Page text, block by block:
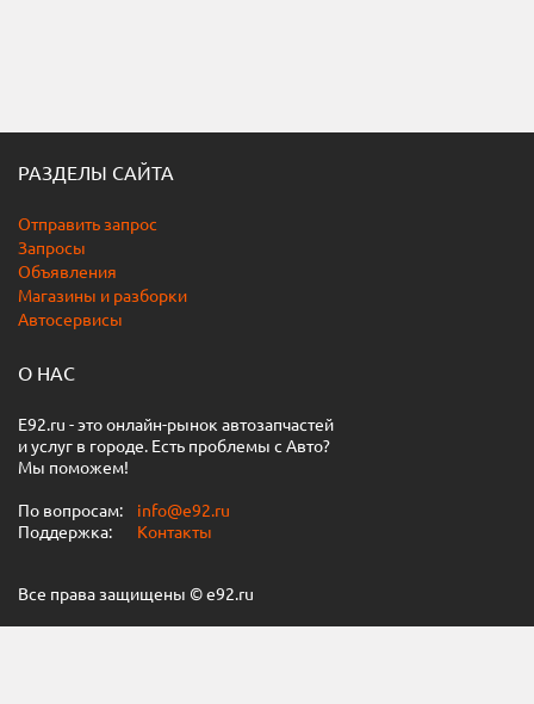
РАЗДЕЛЫ САЙТА
Отправить запрос
Запросы
Объявления
Магазины и разборки
Автосервисы
О НАС
E92.ru - это онлайн-рынок автозапчастей
и услуг в городе. Есть проблемы с Авто?
Мы поможем!
По вопросам: info@e92.ru
Поддержка: Контакты
Все права защищены © e92.ru